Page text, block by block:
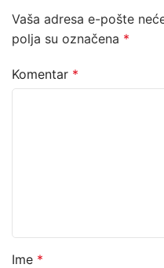
Vaša adresa e-pošte
polja su označena *
Komentar *
Ime *